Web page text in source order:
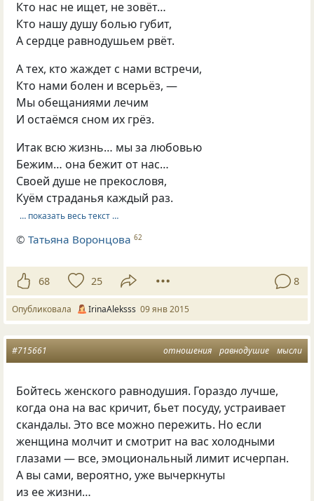
Кто нас не ищет, не зовёт…
Кто нашу душу болью губит,
А сердце равнодушьем рвёт.
А тех, кто жаждет с нами встречи,
Кто нами болен и всерьёз, —
Мы обещаниями лечим
И остаёмся сном их грёз.
Итак всю жизнь… мы за любовью
Бежим… она бежит от нас…
Своей душе не прекословя,
Куём страданья каждый раз.
… показать весь текст …
©Татьяна Воронцова 62
68 25 8
Опубликовала IrinaAleksss 09 янв 2015
отношения равнодушие мысли
#715661
Бойтесь женского равнодушия. Гораздо лучше,
когда она на вас кричит, бьет посуду, устраивает
скандалы. Это все можно пережить. Но если
женщина молчит и смотрит на вас холодными
глазами — все, эмоциональный лимит исчерпан.
А вы сами, вероятно, уже вычеркнуты
из ее жизни…